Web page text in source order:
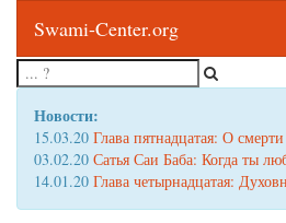
Swami-Center.org
Новости:
15.03.20 Глава пятнадцатая: О
03.02.20 Сатья Саи Баба: Когда ты
14.01.20 Глава четырнадцатая: